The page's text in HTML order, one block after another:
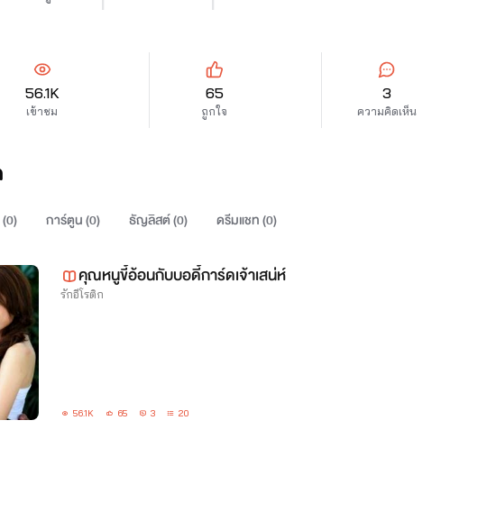
56.1K
เข้าชม
65
ถูกใจ
3
ความคิดเห็น
0) การ์ตูน (0) ธัญลิสต์ (0) ดรีมแชท (0)
คุณหนูขี้อ้อนกับบอดี้การ์ดเจ้าเสน่ห์
รักอีโรติก
56.1K 65 3 20